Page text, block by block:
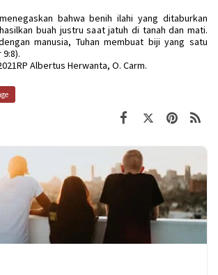
bahwa benih ilahi yang ditaburkan
buah justru saat jatuh di tanah dan mati.
manusia, Tuhan membuat biji yang satu
Albertus Herwanta, O. Carm.